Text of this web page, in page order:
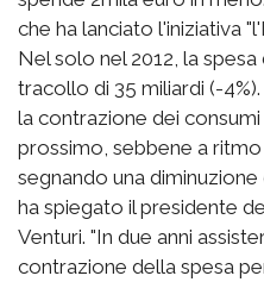
che ha lanciato l'iniziativa
Nel solo nel 2012, la
tracollo di 35 miliardi (-
la contrazione dei
prossimo, sebbene a
segnando una diminuzione
ha spiegato il presidente
Venturi. "In due anni
contrazione della spesa